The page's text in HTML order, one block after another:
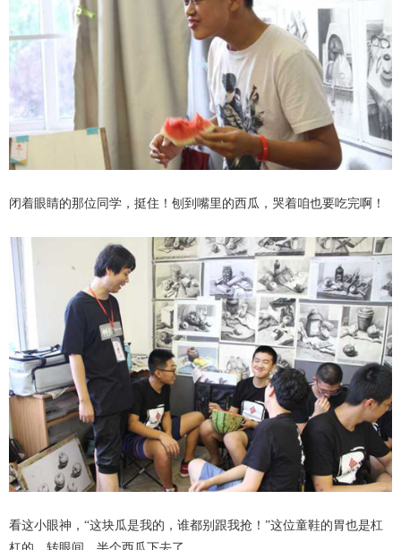
闭着眼睛的那位同学，挺住！刨到嘴里的西瓜，哭着咱也要吃完啊！
看这小眼神，“这块瓜是我的，谁都别跟我抢！”这位童鞋的胃也是杠